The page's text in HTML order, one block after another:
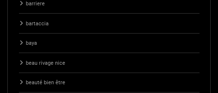
barriere
bartaccia
baya
beau rivage nice
beauté bien être